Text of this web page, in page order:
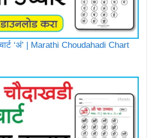
चार्ट ‘अं’ | Marathi Choudahadi Chart